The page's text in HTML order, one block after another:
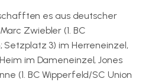
es aus deutscher
Zwiebler (1. BC
Setzplatz 3) im Herreneinzel,
im Dameneinzel, Jones
(1. BC Wipperfeld/SC Union